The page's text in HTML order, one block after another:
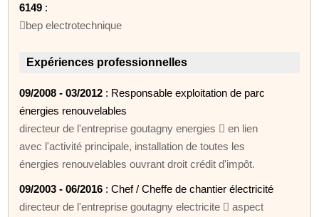
6149 :
bep electrotechnique
Expériences professionnelles
09/2008 - 03/2012 : Responsable exploitation de parc
énergies renouvelables
directeur de l'entreprise goutagny energies  en lien
avec l'activité principale, installation de toutes les
énergies renouvelables ouvrant droit crédit d'impôt.
09/2003 - 06/2016 : Chef / Cheffe de chantier électricité
directeur de l'entreprise goutagny electricite  aspect